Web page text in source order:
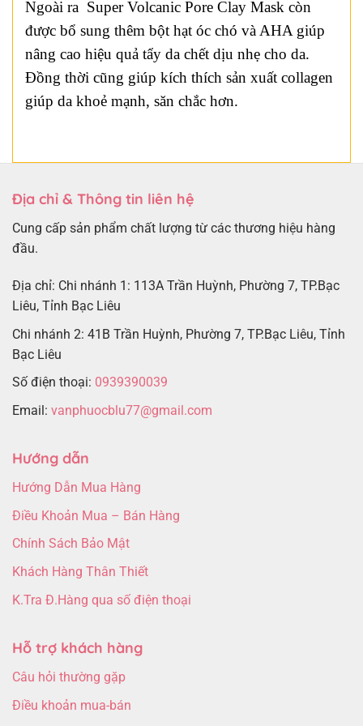
Ngoài ra Super Volcanic Pore Clay Mask còn
được bổ sung thêm bột hạt óc chó và AHA giúp
nâng cao hiệu quả tẩy da chết dịu nhẹ cho da.
Đồng thời cũng giúp kích thích sản xuất collagen
giúp da khoẻ mạnh, săn chắc hơn.
Địa chỉ & Thông tin liên hệ
Cung cấp sản phẩm chất lượng từ các thương hiệu hàng
đầu.
Địa chỉ: Chi nhánh 1: 113A Trần Huỳnh, Phường 7, TP.Bạc
Liêu, Tỉnh Bạc Liêu
Chi nhánh 2: 41B Trần Huỳnh, Phường 7, TP.Bạc Liêu, Tỉnh
Bạc Liêu
Số điện thoại: 0939390039
Email: vanphuocblu77@gmail.com
Hướng dẫn
Hướng Dẫn Mua Hàng
Điều Khoản Mua – Bán Hàng
Chính Sách Bảo Mật
Khách Hàng Thân Thiết
K.Tra Đ.Hàng qua số điện thoại
Hỗ trợ khách hàng
Câu hỏi thường gặp
Điều khoản mua-bán